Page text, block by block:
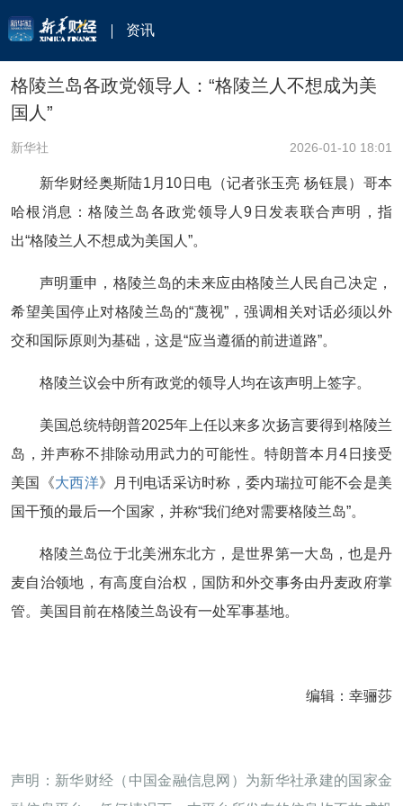
资讯
格陵兰岛各政党领导人：“格陵兰人不想成为美
国人”
新华社 2026-01-10 18:01
新华财经奥斯陆1月10日电（记者张玉亮 杨钰晨）哥本
哈根消息：格陵兰岛各政党领导人9日发表联合声明，指
出“格陵兰人不想成为美国人”。
声明重申，格陵兰岛的未来应由格陵兰人民自己决定，
希望美国停止对格陵兰岛的“蔑视”，强调相关对话必须以外
交和国际原则为基础，这是“应当遵循的前进道路”。
格陵兰议会中所有政党的领导人均在该声明上签字。
美国总统特朗普2025年上任以来多次扬言要得到格陵兰
岛，并声称不排除动用武力的可能性。特朗普本月4日接受
美国《大西洋》月刊电话采访时称，委内瑞拉可能不会是美
国干预的最后一个国家，并称“我们绝对需要格陵兰岛”。
格陵兰岛位于北美洲东北方，是世界第一大岛，也是丹
麦自治领地，有高度自治权，国防和外交事务由丹麦政府掌
管。美国目前在格陵兰岛设有一处军事基地。
编辑：幸骊莎
声明：新华财经（中国金融信息网）为新华社承建的国家金